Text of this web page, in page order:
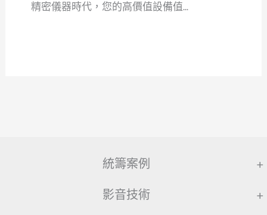
精密儀器時代，您的高價值設備值...
統籌案例 +
影音技術 +